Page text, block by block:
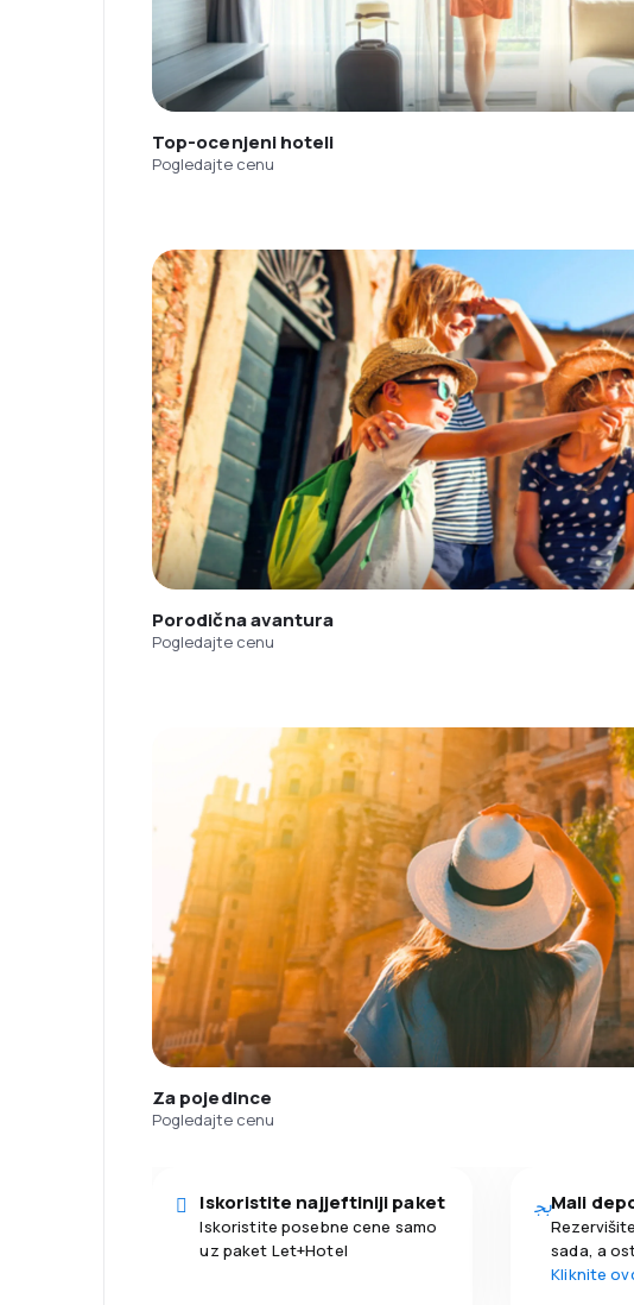
Top-ocenjeni hoteli
Pogledajte cenu
Porodična avantura
Pogledajte cenu
Za pojedince
Pogledajte cenu
Iskoristite najjeftiniji paket
Iskoristite posebne cene samo
uz paket Let+Hotel
Mali
sada, a
Kliknite